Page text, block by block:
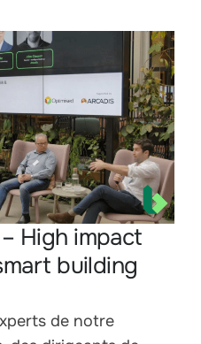
High impact
building
de notre